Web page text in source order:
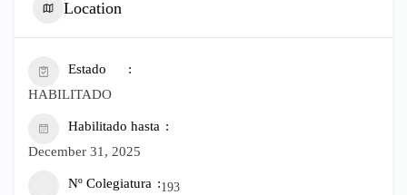
Location
Estado
HABILITADO
Habilitado hasta
December 31, 2025
Nº Colegiatura 193